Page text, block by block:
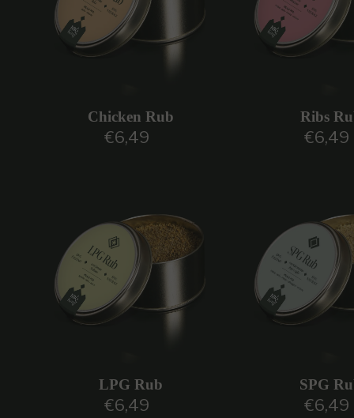
Chicken Rub
Prezzo regolare
€6,49
Ribs
Prezzo
€6,49
LPG Rub
Prezzo regolare
€6,49
SPG
Prezzo
€6,49